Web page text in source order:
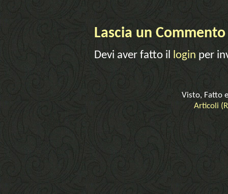
Lascia un Commento
Devi aver fatto il login per
Visto, Fatto
Articoli